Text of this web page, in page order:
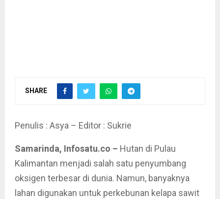
SHARE
Penulis : Asya – Editor : Sukrie
Samarinda, Infosatu.co – Hutan di Pulau
Kalimantan menjadi salah satu penyumbang
oksigen terbesar di dunia. Namun, banyaknya
lahan digunakan untuk perkebunan kelapa sawit